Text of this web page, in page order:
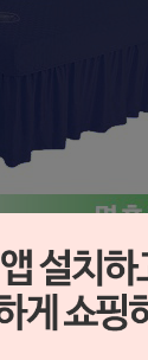
상세보기